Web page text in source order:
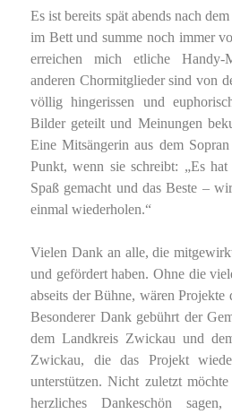
Es ist bereits spät abends nach
im Bett und summe noch immer
erreichen mich etliche Handy-
anderen Chormitglieder sind von
völlig hingerissen und
Bilder geteilt und Meinungen
Eine Mitsängerin aus dem
Punkt, wenn sie schreibt: „Es
Spaß gemacht und das Beste –
einmal wiederholen.“
Vielen Dank an alle, die
und gefördert haben. Ohne die
abseits der Bühne, wären Projekte
Besonderer Dank gebührt der
dem Landkreis Zwickau und
Zwickau, die das Projekt
unterstützen. Nicht zuletzt
herzliches Dankeschön